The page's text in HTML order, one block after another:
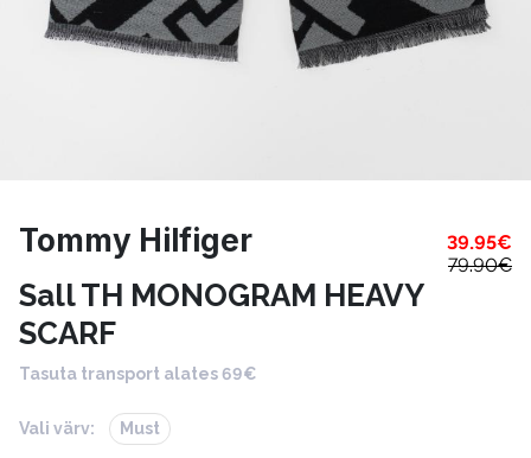
Tommy Hilfiger 39.95€
79.90€
Sall TH MONOGRAM HEAVY
SCARF
Tasuta transport alates 69€
Vali värv: Must